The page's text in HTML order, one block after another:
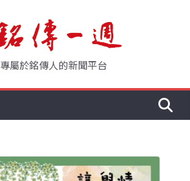
專屬於銘傳人的新聞平台